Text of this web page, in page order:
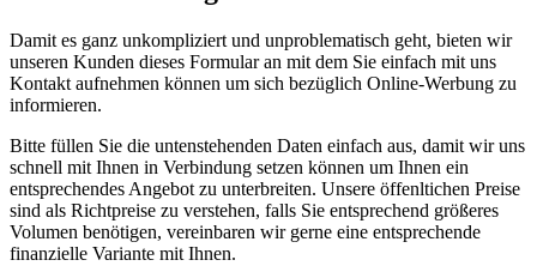
Damit es ganz unkompliziert und unproblematisch geht, bieten wir
unseren Kunden dieses Formular an mit dem Sie einfach mit uns
Kontakt aufnehmen können um sich bezüglich Online-Werbung zu
informieren.
Bitte füllen Sie die untenstehenden Daten einfach aus, damit wir uns
schnell mit Ihnen in Verbindung setzen können um Ihnen ein
entsprechendes Angebot zu unterbreiten. Unsere öffenltichen Preise
sind als Richtpreise zu verstehen, falls Sie entsprechend größeres
Volumen benötigen, vereinbaren wir gerne eine entsprechende
finanzielle Variante mit Ihnen.